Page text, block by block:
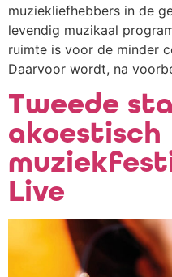
muziekliefhebbers in de
levendig muzikaal
ruimte is voor de minder
Daarvoor wordt, na
Tweede
akoestisch
Live